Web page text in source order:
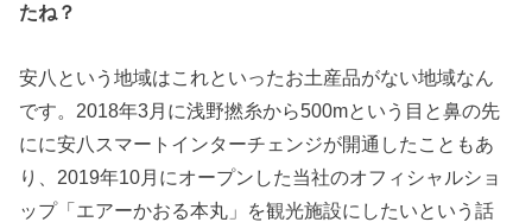
たね？
安八という地域はこれといったお土産品がない地域なん
です。2018年3月に浅野撚糸から500mという目と鼻の先
にに安八スマートインターチェンジが開通したこともあ
り、2019年10月にオープンした当社のオフィシャルショ
ップ「エアーかおる本丸」を観光施設にしたいという話